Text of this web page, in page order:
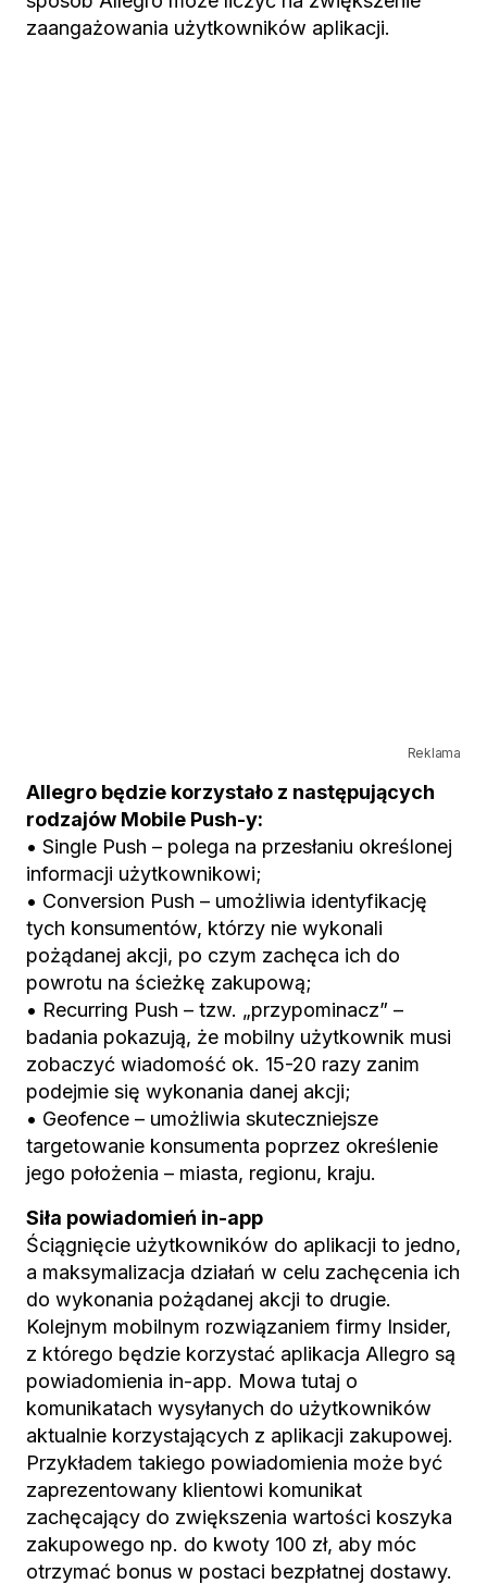
zaangażowania użytkowników aplikacji.
Reklama
Allegro będzie korzystało z następujących
rodzajów Mobile Push-y:
• Single Push – polega na przesłaniu określonej
informacji użytkownikowi;
• Conversion Push – umożliwia identyfikację
tych konsumentów, którzy nie wykonali
pożądanej akcji, po czym zachęca ich do
powrotu na ścieżkę zakupową;
• Recurring Push – tzw. „przypominacz” –
badania pokazują, że mobilny użytkownik musi
zobaczyć wiadomość ok. 15-20 razy zanim
podejmie się wykonania danej akcji;
• Geofence – umożliwia skuteczniejsze
targetowanie konsumenta poprzez określenie
jego położenia – miasta, regionu, kraju.
Siła powiadomień in-app
Ściągnięcie użytkowników do aplikacji to jedno,
a maksymalizacja działań w celu zachęcenia ich
do wykonania pożądanej akcji to drugie.
Kolejnym mobilnym rozwiązaniem firmy Insider,
z którego będzie korzystać aplikacja Allegro są
powiadomienia in-app. Mowa tutaj o
komunikatach wysyłanych do użytkowników
aktualnie korzystających z aplikacji zakupowej.
Przykładem takiego powiadomienia może być
zaprezentowany klientowi komunikat
zachęcający do zwiększenia wartości koszyka
zakupowego np. do kwoty 100 zł, aby móc
otrzymać bonus w postaci bezpłatnej dostawy.